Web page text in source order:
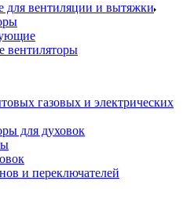
вентиляции и вытяжки
вентиляторы
газовых и электрических
для духовок
и переключателей